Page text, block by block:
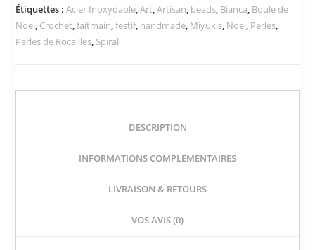
Étiquettes :Acier Inoxydable ,Art ,Artisan beads Bianca Boule de
Noel Crochet ,faitmain ,festif, handmade Miyukis Noel Perles
Perles de Rocailles Spiral
DESCRIPTION
INFORMATIONS COMPLEMENTAIRES
LIVRAISON & RETOURS
VOS AVIS (0)